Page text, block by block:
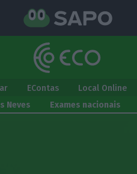
EContas Local Online
Neves Exames nacionais